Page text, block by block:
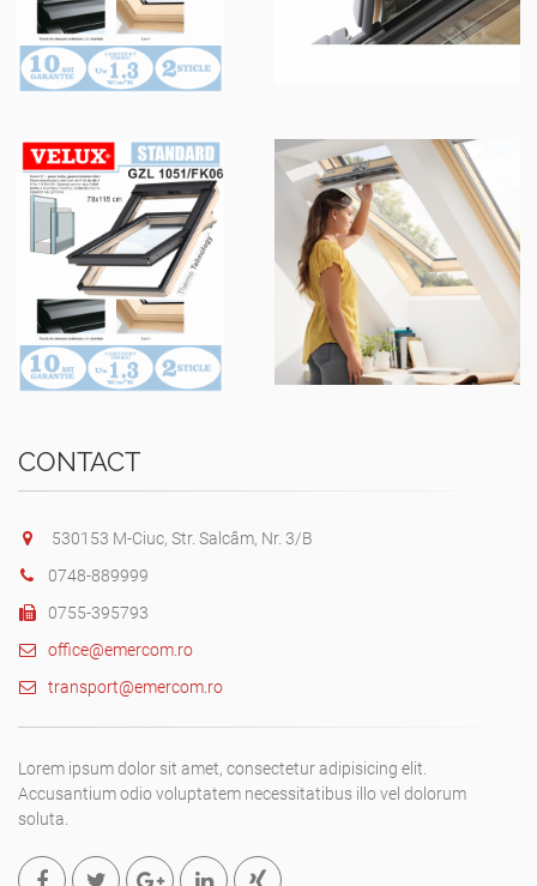
CONTACT
530153 M-Ciuc, Str. Salcâm, Nr. 3/B
0748-889999
0755-395793
office@emercom.ro
transport@emercom.ro
Lorem ipsum dolor sit amet, consectetur adipisicing elit.
Accusantium odio voluptatem necessitatibus illo vel dolorum
soluta.